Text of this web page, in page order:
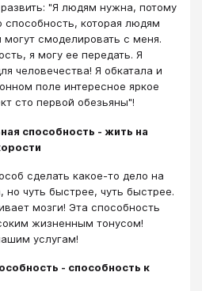
"Я людям нужна, потому
способность, которая людям
смоделировать с меня.
я могу ее передать. Я
человечества! Я обкатала и
поле интересное яркое
сто первой обезьяны"!
способность - жить на
сделать какое-то дело на
чуть быстрее, чуть быстрее.
мозги! Эта способность
жизненным тонусом!
услугам!
- способность к